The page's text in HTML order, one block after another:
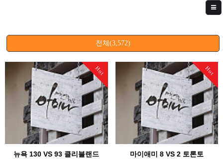
전체(3,572)
Hot
뉴욕 130 VS 93 클리블랜드
Hot
마이애미 8 VS 2 토론토